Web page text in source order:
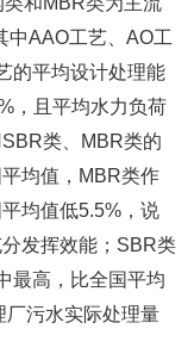
中AAO工艺、AO工
的平均设计处理能
，且平均水力负荷
类、MBR类的
均值，MBR类作
均值低5.5%，说
发挥效能；SBR类
最高，比全国平均
厂污水实际处理量